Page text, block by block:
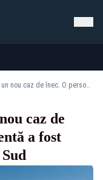
Alertă pe litoral după un nou caz de înec. O persoană inconștientă a fost scoasă din mare la Eforie Sud
caz de
a fost